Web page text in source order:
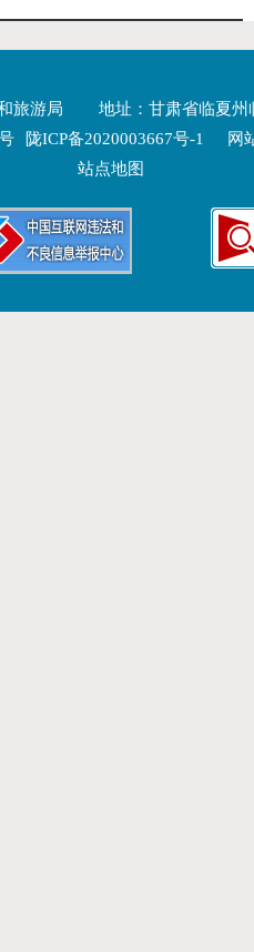
旅游局
地址：甘肃省临夏州
陇ICP备2020003667号-1
网
站点地图